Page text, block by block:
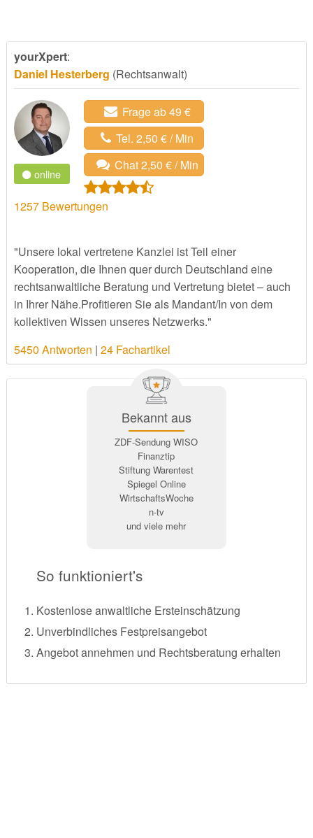
yourXpert:
Daniel Hesterberg (Rechtsanwalt)
online
Frage ab 49 €
Tel. 2,50 € / Min
Chat 2,50 € / Min
1257Bewertungen
"Unsere lokal vertretene Kanzlei ist Teil einer
Kooperation, die Ihnen quer durch Deutschland eine
rechtsanwaltliche Beratung und Vertretung bietet – auch
in Ihrer Nähe.Profitieren Sie als Mandant/In von dem
kollektiven Wissen unseres Netzwerks."
5450 Antworten | 24 Fachartikel
Bekannt aus
ZDF-Sendung WISO
Finanztip
Stiftung Warentest
Spiegel Online
WirtschaftsWoche
n-tv
und viele mehr
So funktioniert's
Kostenlose anwaltliche Ersteinschätzung
Unverbindliches Festpreisangebot
Angebot annehmen und Rechtsberatung erhalten